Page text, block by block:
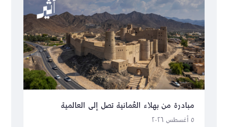
مبادرة من بهلاء العُمانية تصل إلى العالمية
٥ أغسطس ٢٠٢٦